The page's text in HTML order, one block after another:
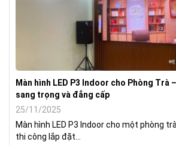
Màn hình LED P3 Indoor cho Phòng Trà
sang trọng và đẳng cấp
25/11/2025
Màn hình LED P3 Indoor cho một phòng
thi công lắp đặt...